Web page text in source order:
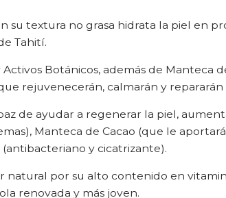
su textura no grasa hidrata la piel en
Tahití.
Botánicos, además de Manteca
rejuvenecerán, calmarán y repararán
de ayudar a regenerar la piel,
Manteca de Cacao (que le
y cicatrizante).
por su alto contenido en
renovada y más joven.